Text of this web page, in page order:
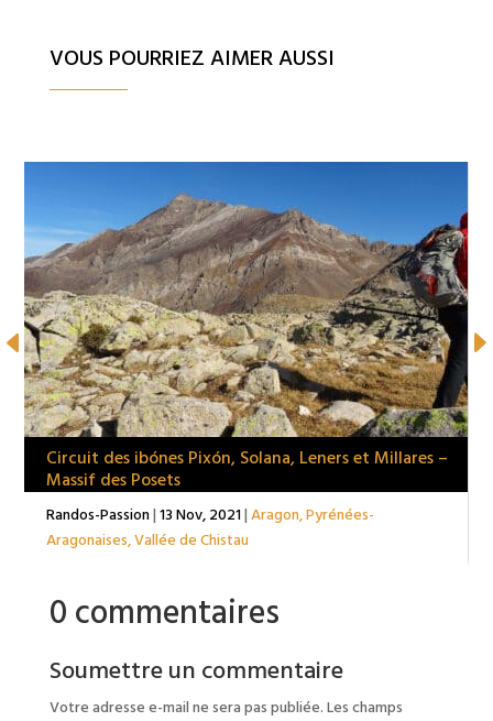
VOUS POURRIEZ AIMER AUSSI
Circuit des ibónes Pixón, Solana, Leners et Millares –
Massif des Posets
Randos-Passion| 13 Nov, 2021| Aragon,Pyrénées-
Aragonaises,Vallée de Chistau
0 commentaires
Soumettre un commentaire
Votre adresse e-mail ne sera pas publiée. Les champs